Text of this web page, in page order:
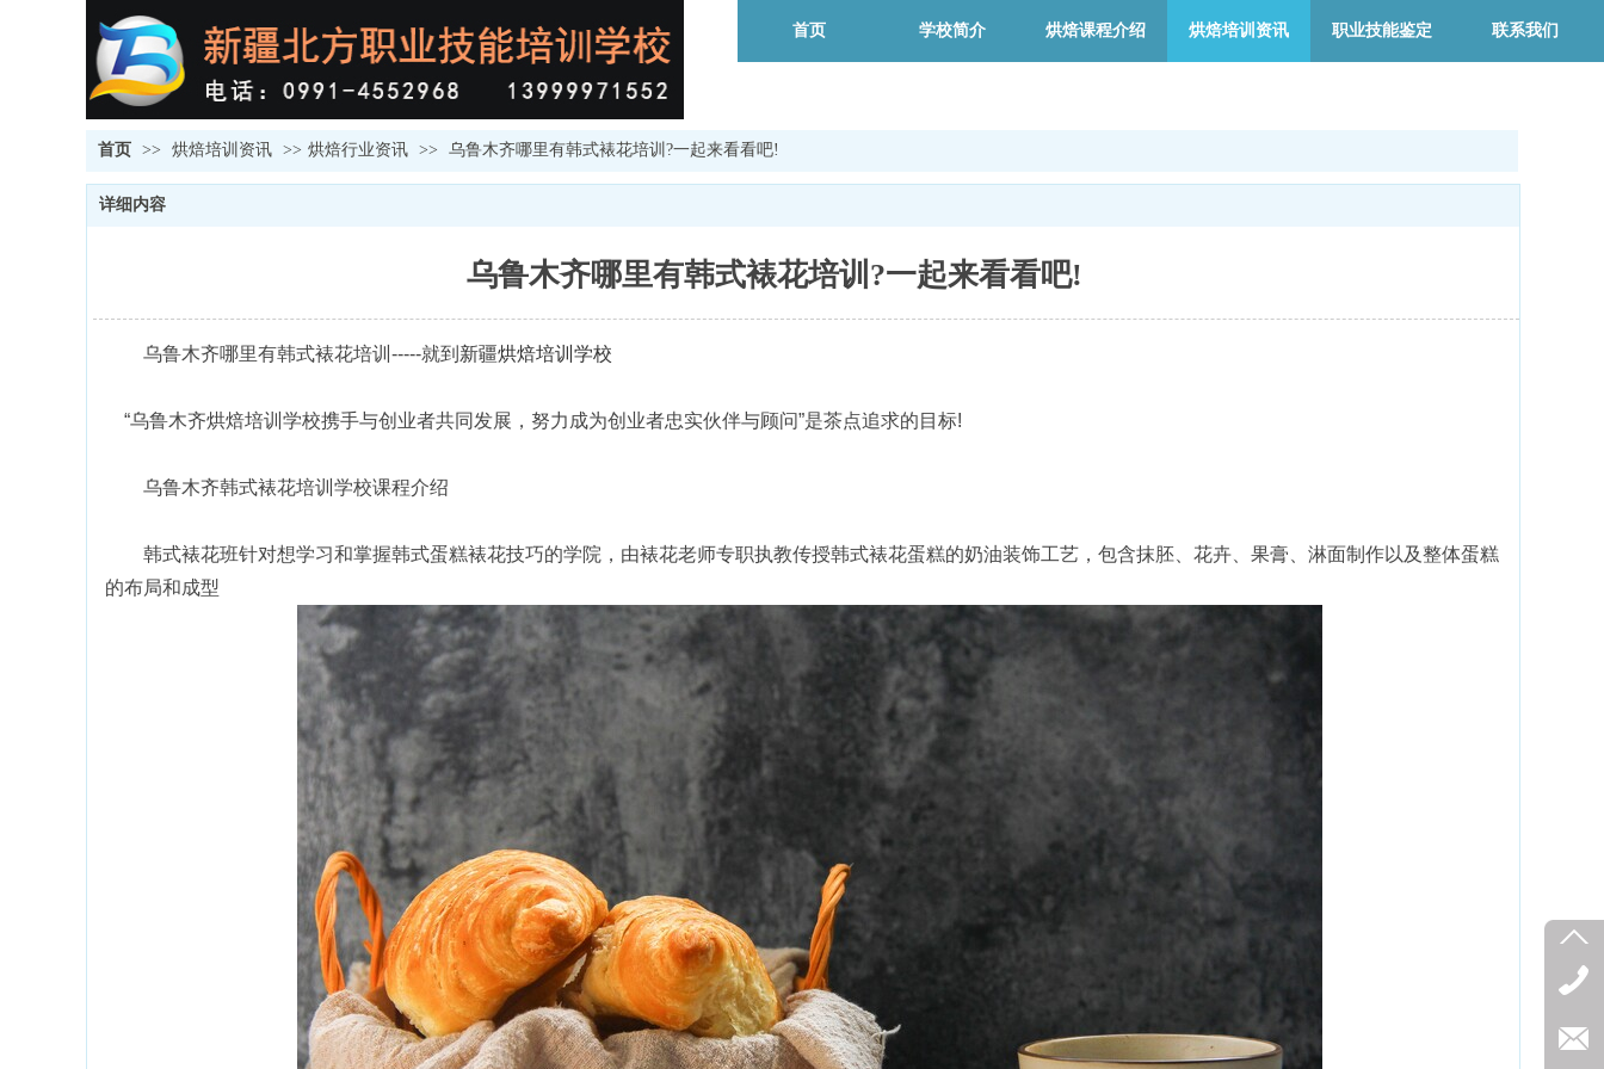
首页 学校简介 烘焙课程介绍 烘焙培训资讯 职业技能鉴定 联系我们
首页 >> 烘焙培训资讯 >> 烘焙行业资讯 >> 乌鲁木齐哪里有韩式裱花培训?一起来看看吧!
详细内容
乌鲁木齐哪里有韩式裱花培训?一起来看看吧!
乌鲁木齐哪里有韩式裱花培训-----就到 新疆烘焙培训学校
“乌鲁木齐烘焙培训学校携手与创业者共同发展，努力成为创业者忠实伙伴与顾问”是茶点追求的目标!
乌鲁木齐韩式裱花培训学校课程介绍
韩式裱花班针对想学习和掌握韩式蛋糕裱花技巧的学院，由裱花老师专职执教传授韩式裱花蛋糕的奶油装饰工艺，包含抹胚、花卉、果膏、淋面制作以及整体蛋糕
的布局和成型